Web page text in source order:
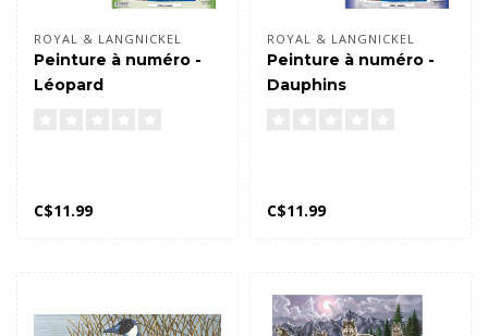
ROYAL & LANGNICKEL
Peinture à numéro -
Léopard
C$11.99
ROYAL & LANGNICKEL
Peinture à numéro -
Dauphins
C$11.99